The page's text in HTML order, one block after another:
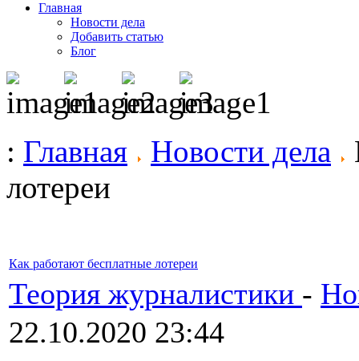
Главная
Новости дела
Добавить статью
Блог
: Главная Новости дела
лотереи
Как работают бесплатные лотереи
Теория журналистики -
22.10.2020 23:44